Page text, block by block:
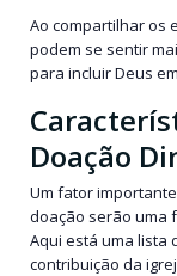
Ao compartilhar os
podem se sentir
para incluir Deus
Doação
Um fator
doação serão uma
Aqui está uma lista
contribuição da